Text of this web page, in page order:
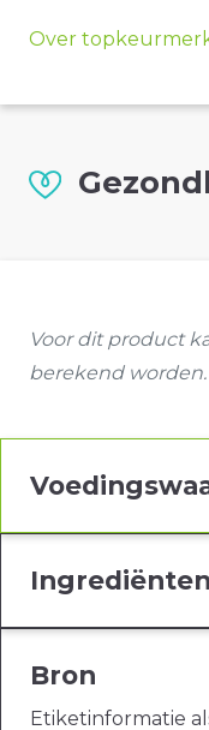
Over
Voor dit product
berekend worden.
Ingrediënten
Bron
Etiketinformatie